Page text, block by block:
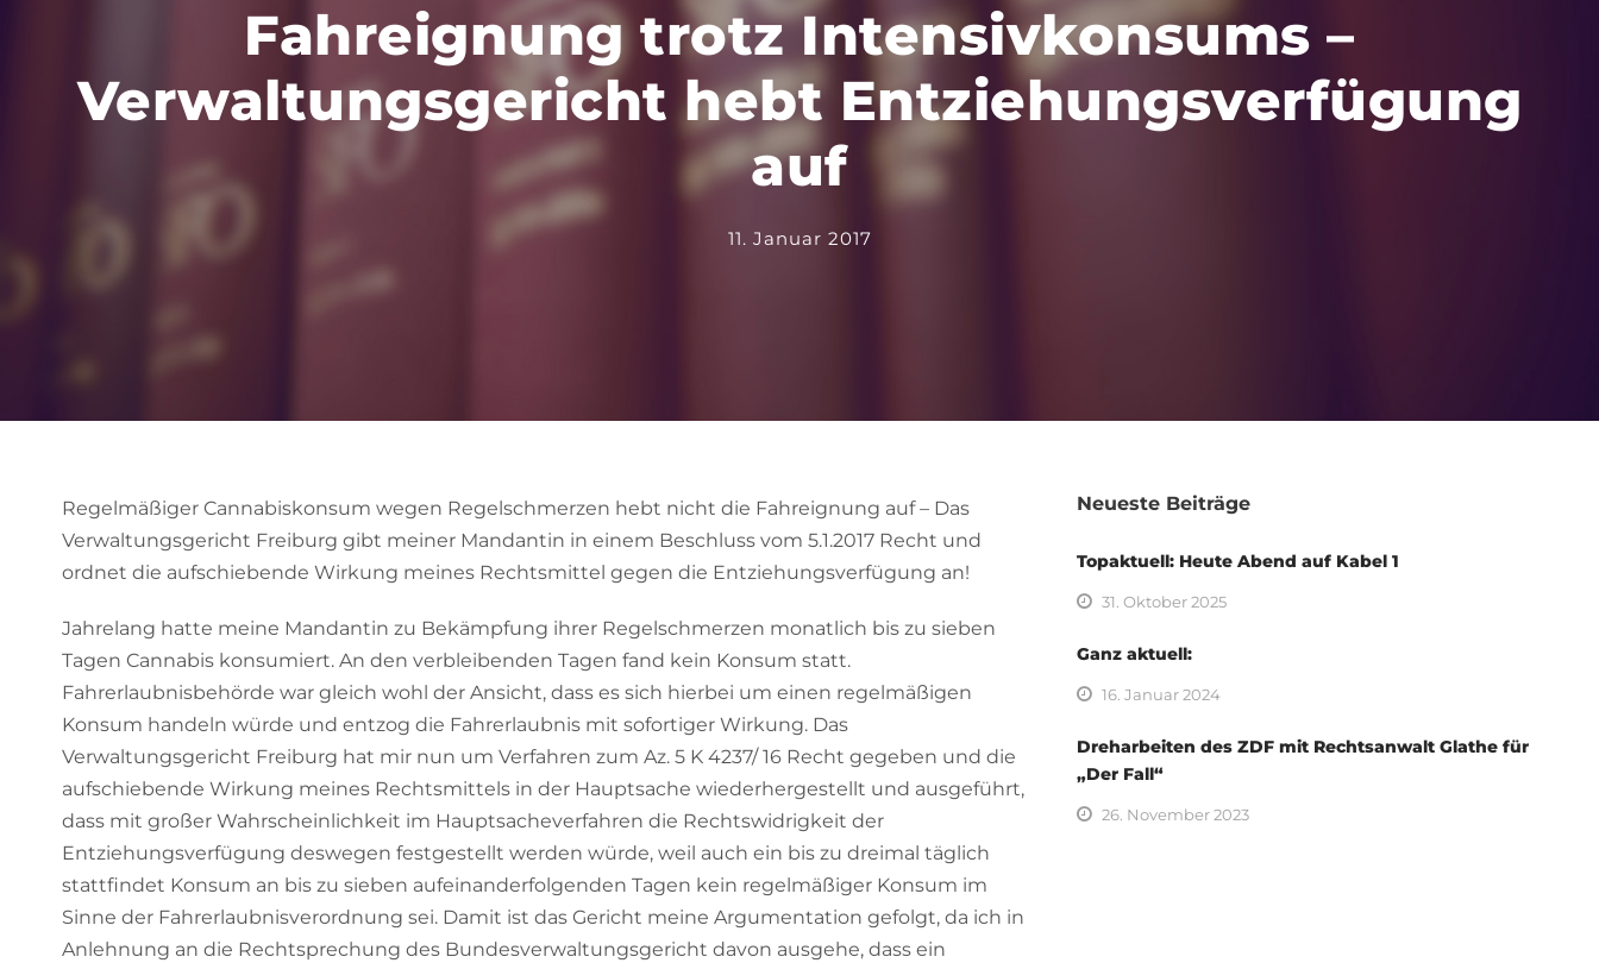
Fahreignung trotz Intensivkonsums –
Verwaltungsgericht hebt Entziehungsverfügung
auf
11. Januar 2017
Regelmäßiger Cannabiskonsum wegen Regelschmerzen hebt nicht die Fahreignung auf – Das
Verwaltungsgericht Freiburg gibt meiner Mandantin in einem Beschluss vom 5.1.2017 Recht und
ordnet die aufschiebende Wirkung meines Rechtsmittel gegen die Entziehungsverfügung an!
Jahrelang hatte meine Mandantin zu Bekämpfung ihrer Regelschmerzen monatlich bis zu sieben
Tagen Cannabis konsumiert. An den verbleibenden Tagen fand kein Konsum statt.
Fahrerlaubnisbehörde war gleich wohl der Ansicht, dass es sich hierbei um einen regelmäßigen
Konsum handeln würde und entzog die Fahrerlaubnis mit sofortiger Wirkung. Das
Verwaltungsgericht Freiburg hat mir nun um Verfahren zum Az. 5 K 4237/ 16 Recht gegeben und die
aufschiebende Wirkung meines Rechtsmittels in der Hauptsache wiederhergestellt und ausgeführt,
dass mit großer Wahrscheinlichkeit im Hauptsacheverfahren die Rechtswidrigkeit der
Entziehungsverfügung deswegen festgestellt werden würde, weil auch ein bis zu dreimal täglich
stattfindet Konsum an bis zu sieben aufeinanderfolgenden Tagen kein regelmäßiger Konsum im
Sinne der Fahrerlaubnisverordnung sei. Damit ist das Gericht meine Argumentation gefolgt, da ich in
Anlehnung an die Rechtsprechung des Bundesverwaltungsgericht davon ausgehe, dass ein
Neueste Beiträge
Topaktuell: Heute Abend auf Kabel 1
31. Oktober 2025
Ganz aktuell:
16. Januar 2024
Dreharbeiten des ZDF mit Rechtsanwalt Glathe für
„Der Fall“
26. November 2023